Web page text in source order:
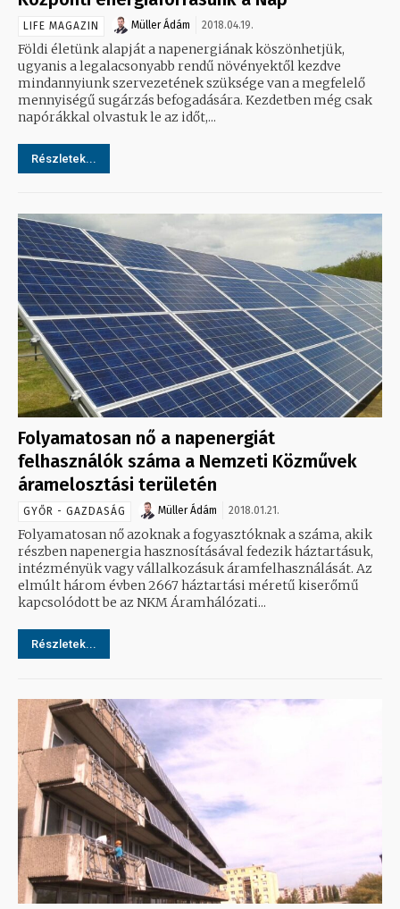
LIFE MAGAZIN Müller Ádám 2018.04.19.
Földi életünk alapját a napenergiának köszönhetjük,
ugyanis a legalacsonyabb rendű növényektől kezdve
mindannyiunk szervezetének szüksége van a megfelelő
mennyiségű sugárzás befogadására. Kezdetben még csak
napórákkal olvastuk le az időt,...
Részletek...
Folyamatosan nő a napenergiát
felhasználók száma a Nemzeti Közművek
áramelosztási területén
GYŐR - GAZDASÁG Müller Ádám 2018.01.21.
Folyamatosan nő azoknak a fogyasztóknak a száma, akik
részben napenergia hasznosításával fedezik háztartásuk,
intézményük vagy vállalkozásuk áramfelhasználását. Az
elmúlt három évben 2667 háztartási méretű kiserőmű
kapcsolódott be az NKM Áramhálózati...
Részletek...